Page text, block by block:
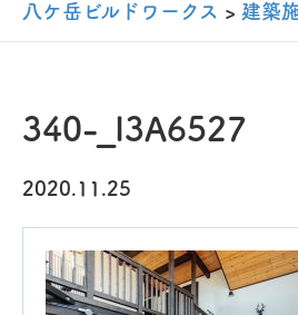
八ケ岳ビルドワークス > 建築
340-_I3A6527
2020.11.25